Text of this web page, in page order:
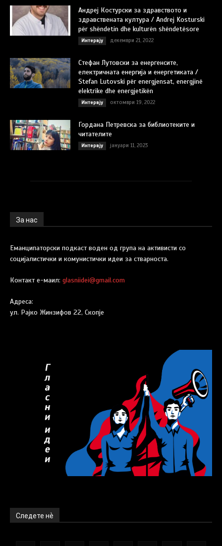
Андреј Костурски за здравството и
здравствената култура / Andrej Kosturski
për shëndetin dhe kulturën shëndetësore
Интервју декември 21, 2022
Стефан Лутовски за енергенсите,
електричната енергија и енергетиката /
Stefan Lutovski për energjensat, energjinë
elektrike dhe energjetikën
Интервју октомври 19, 2022
Гордана Петревска за библиотеките и
читателите
Интервју јануари 11, 2023
За нас
Еманципаторски подкаст воден од група на активисти со
социјалистички и комунистички идеи за стварноста.
Контакт е-маил: glasniidei@gmail.com
Адреса:
ул. Рајко Жинзифов 22, Скопје
Следете нѐ